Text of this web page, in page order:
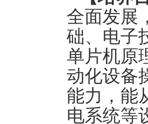
全面发展
础、电子
单片机原
动化设备
能力，能
电系统等